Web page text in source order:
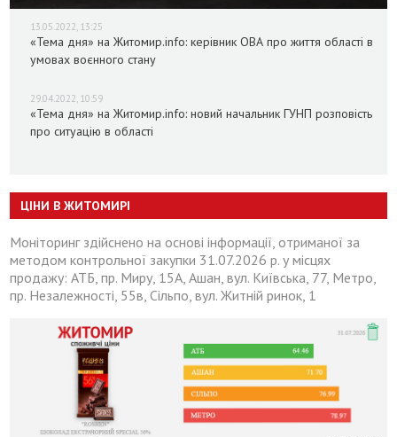
13.05.2022, 13:25
«Тема дня» на Житомир.info: керівник ОВА про життя області в
умовах воєнного стану
29.04.2022, 10:59
«Тема дня» на Житомир.info: новий начальник ГУНП розповість
про ситуацію в області
ЦІНИ В ЖИТОМИРІ
Моніторинг здійснено на основі інформації, отриманої за
методом контрольної закупки 31.07.2026 р. у місцях
продажу: АТБ, пр. Миру, 15А, Ашан, вул. Київська, 77, Метро,
пр. Незалежності, 55в, Сільпо, вул. Житній ринок, 1